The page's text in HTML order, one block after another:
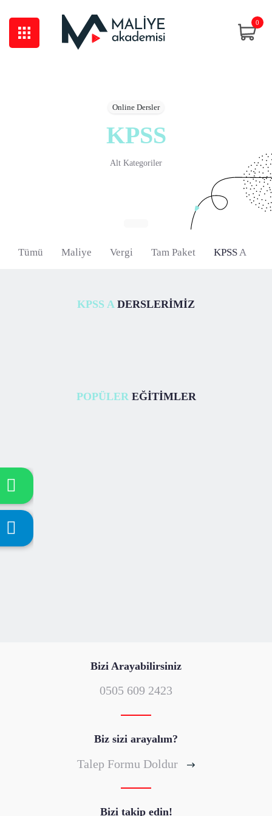
0
Online Dersler
KPSS
Alt Kategoriler
Tümü Maliye Vergi Tam Paket KPSS A
KPSS A DERSLERİMİZ
POPÜLER EĞİTİMLER
Vergi Hukuku ve Türk Vergi Sistemi
Bizi Arayabilirsiniz
0505 609 2423
Biz sizi arayalım?
Talep Formu Doldur
Bizi takip edin!